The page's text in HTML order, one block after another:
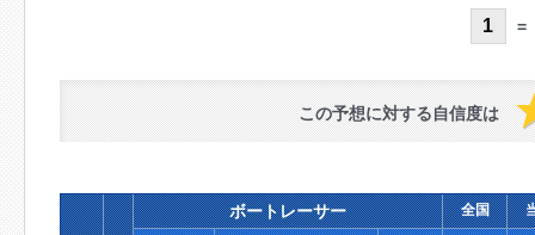
1 =
この予想に対する自信度は
ボートレーサー 全国